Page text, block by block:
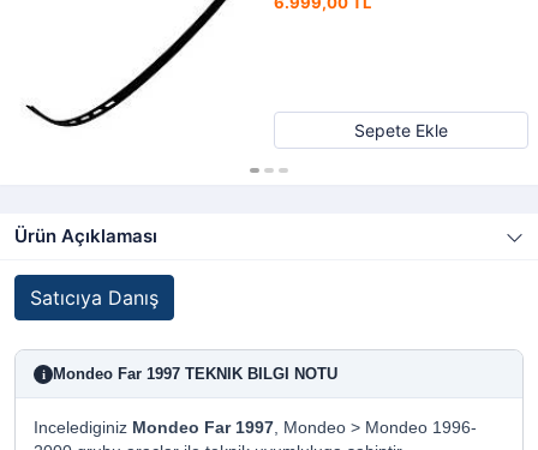
Sepete Ekle
Ürün Açıklaması
Satıcıya Danış
i Mondeo Far 1997 TEKNIK BILGI NOTU
Incelediginiz Mondeo Far 1997, Mondeo > Mondeo 1996-